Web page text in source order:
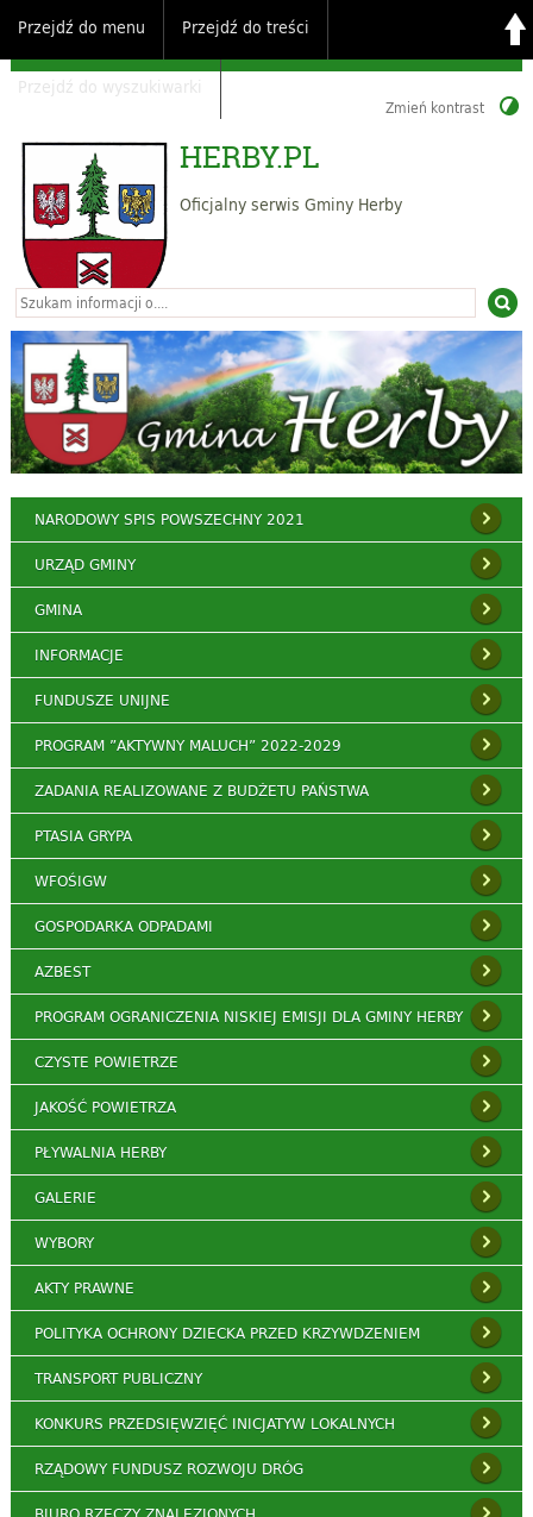
Przejdź do menu Przejdź do treści
Przejdź do wyszukiwarki
Zmień kontrast
HERBY.PL
Oficjalny serwis Gminy Herby
NARODOWY SPIS POWSZECHNY 2021
URZĄD GMINY
GMINA
INFORMACJE
FUNDUSZE UNIJNE
PROGRAM ”AKTYWNY MALUCH” 2022-2029
ZADANIA REALIZOWANE Z BUDŻETU PAŃSTWA
PTASIA GRYPA
WFOŚIGW
GOSPODARKA ODPADAMI
AZBEST
PROGRAM OGRANICZENIA NISKIEJ EMISJI DLA GMINY HERBY
CZYSTE POWIETRZE
JAKOŚĆ POWIETRZA
PŁYWALNIA HERBY
GALERIE
WYBORY
AKTY PRAWNE
POLITYKA OCHRONY DZIECKA PRZED KRZYWDZENIEM
TRANSPORT PUBLICZNY
KONKURS PRZEDSIĘWZIĘĆ INICJATYW LOKALNYCH
RZĄDOWY FUNDUSZ ROZWOJU DRÓG